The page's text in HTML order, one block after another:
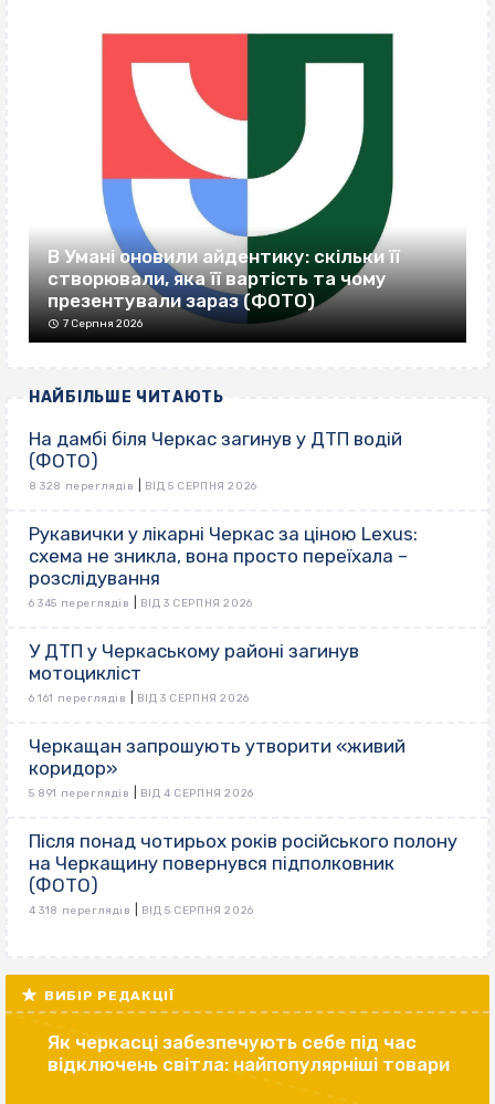
В Умані оновили айдентику: скільки її
створювали, яка її вартість та чому
презентували зараз (ФОТО)
7 Серпня 2026
НАЙБІЛЬШЕ ЧИТАЮТЬ
На дамбі біля Черкас загинув у ДТП водій
(ФОТО)
8 328 переглядів ВІД 5 СЕРПНЯ 2026
Рукавички у лікарні Черкас за ціною Lexus:
схема не зникла, вона просто переїхала –
розслідування
6 345 переглядів ВІД 3 СЕРПНЯ 2026
У ДТП у Черкаському районі загинув
мотоцикліст
6 161 переглядів ВІД 3 СЕРПНЯ 2026
Черкащан запрошують утворити «живий
коридор»
5 891 переглядів ВІД 4 СЕРПНЯ 2026
Після понад чотирьох років російського полону
на Черкащину повернувся підполковник
(ФОТО)
4 318 переглядів ВІД 5 СЕРПНЯ 2026
ВИБІР РЕДАКЦІЇ
Як черкасці забезпечують себе під час
відключень світла: найпопулярніші товари